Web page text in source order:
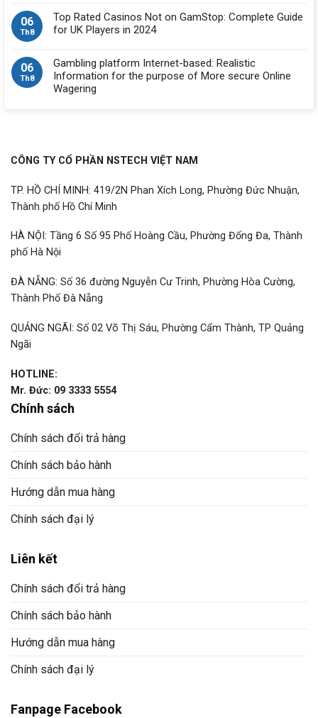
06
Th8
Top Rated Casinos Not on GamStop: Complete Guide
for UK Players in 2024
06
Th8
Gambling platform Internet-based: Realistic
Information for the purpose of More secure Online
Wagering
CÔNG TY CỔ PHẦN NSTECH VIỆT NAM
TP. HỒ CHÍ MINH: 419/2N Phan Xích Long, Phường Đức Nhuận,
Thành phố Hồ Chí Minh
HÀ NỘI: Tầng 6 Số 95 Phố Hoàng Cầu, Phường Đống Đa, Thành
phố Hà Nội
ĐÀ NẴNG: Số 36 đường Nguyễn Cư Trinh, Phường Hòa Cường,
Thành Phố Đà Nẵng
QUẢNG NGÃI: Số 02 Võ Thị Sáu, Phường Cẩm Thành, TP Quảng
Ngãi
HOTLINE:
Mr. Đức: 09 3333 5554
Chính sách
Chính sách đổi trả hàng
Chính sách bảo hành
Hướng dẫn mua hàng
Chính sách đại lý
Liên kết
Chính sách đổi trả hàng
Chính sách bảo hành
Hướng dẫn mua hàng
Chính sách đại lý
Fanpage Facebook